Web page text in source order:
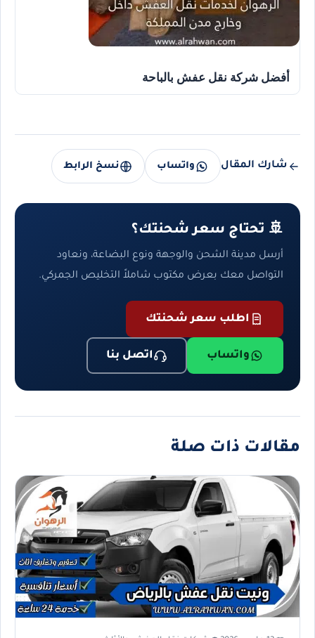
أفضل شركة نقل عفش بالباحة
شارك المقال واتساب نسخ الرابط
🚢 تحتاج سعر شحنتك؟
أرسل مدينة الشحن والوجهة ونوع البضاعة، ونعاود
التواصل معك بعرض مكتوب شاملاً التخليص الجمركي.
اطلب سعر شحنتك
واتساب اتصل بنا
مقالات ذات صلة